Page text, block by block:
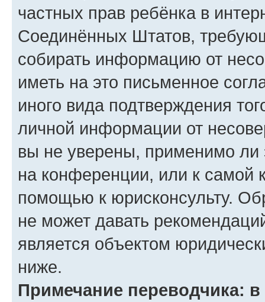
частных прав ребёнка в
Соединённых Штатов,
собирать информацию от
иметь на это письменное
иного вида подтверждения
личной информации от
вы не уверены, применимо ли
на конференции, или к самой
помощью к юрисконсульту.
не может давать
является объектом
ниже.
Примечание переводчика: